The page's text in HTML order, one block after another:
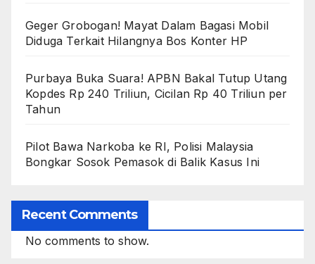
Geger Grobogan! Mayat Dalam Bagasi Mobil
Diduga Terkait Hilangnya Bos Konter HP
Purbaya Buka Suara! APBN Bakal Tutup Utang
Kopdes Rp 240 Triliun, Cicilan Rp 40 Triliun per
Tahun
Pilot Bawa Narkoba ke RI, Polisi Malaysia
Bongkar Sosok Pemasok di Balik Kasus Ini
Recent Comments
No comments to show.